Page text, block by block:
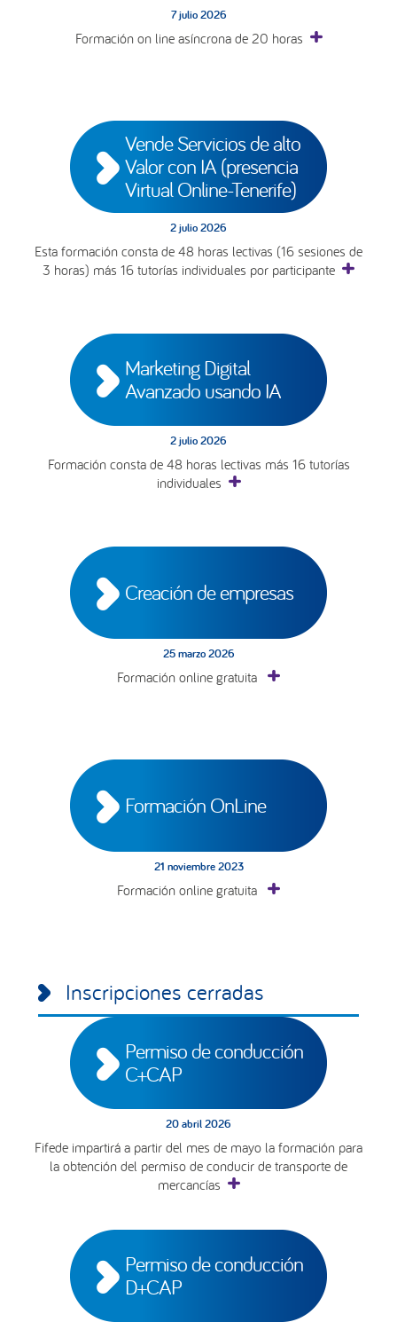
7 julio 2026
Formación on line asíncrona de 20 horas
Vende Servicios de alto
Valor con IA (presencia
Virtual Online-Tenerife)
2 julio 2026
Esta formación consta de 48 horas lectivas (16 sesiones de
3 horas) más 16 tutorías individuales por participante
Marketing Digital
Avanzado usando IA
2 julio 2026
Formación consta de 48 horas lectivas más 16 tutorías
individuales
Creación de empresas
25 marzo 2026
Formación online gratuita
Formación OnLine
21 noviembre 2023
Formación online gratuita
Inscripciones cerradas
Permiso de conducción
C+CAP
20 abril 2026
Fifede impartirá a partir del mes de mayo la formación para
la obtención del permiso de conducir de transporte de
mercancías
Permiso de conducción
D+CAP